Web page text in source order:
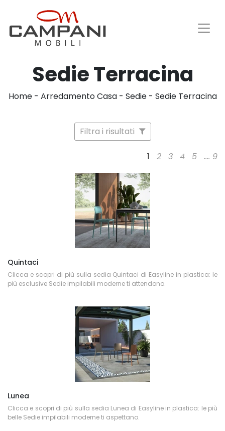
Sedie Terracina
Home- Arredamento Casa- Sedie- Sedie Terracina
Filtra i risultati
1 2 3 4 5 .... 9
Quintaci
Clicca e scopri di più sulla sedia Quintaci di Easyline in plastica: le
più esclusive Sedie impilabili moderne ti attendono.
Lunea
Clicca e scopri di più sulla sedia Lunea di Easyline in plastica: le più
belle Sedie impilabili moderne ti aspettano.